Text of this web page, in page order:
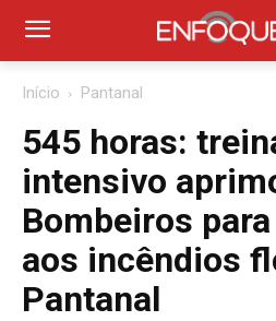
Início Pantanal
545 horas:
intensivo
Bombeiros
aos incêndios
Pantanal